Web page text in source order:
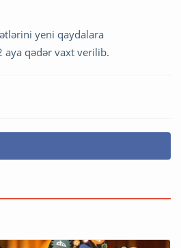
yeni qaydalara
aya qədər vaxt verilib.